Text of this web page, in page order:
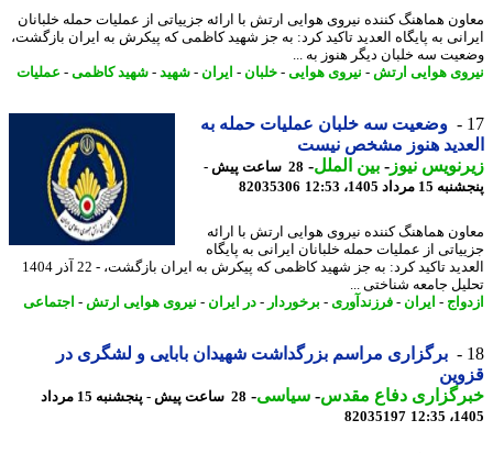
هماهنگ کننده نیروی هوایی ارتش با ارائه جزییاتی از عملیات حمله خلبانان
به پایگاه العدید تاکید کرد: به جز شهید کاظمی که پیکرش به ایران بازگشت،
سه خلبان دیگر هنوز به ...
هوایی ارتش -نیروی هوایی- خلبان-ایران - شهید-شهید کاظمی-عملیات
وضعیت سه خلبان عملیات حمله به
هنوز مشخص نیست
نیوز-بین الملل-
28 ساعت پیش -
1405، 12:53
82035306
هماهنگ کننده نیروی هوایی ارتش با ارائه
از عملیات حمله خلبانان ایرانی به پایگاه
العدید تاکید کرد: به جز شهید کاظمی که پیکرش به ایران بازگشت، - 22 آذر 1404
جامعه شناختی ...
-ایران - فرزندآوری - برخوردار-در ایران - نیروی هوایی ارتش -اجتماعی
برگزاری مراسم بزرگداشت شهیدان بابایی و لشگری در
دفاع مقدس-سیاسی-
28 ساعت پیش - پنجشنبه 15 مرداد
82035197